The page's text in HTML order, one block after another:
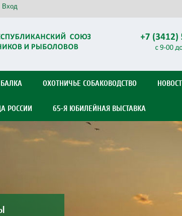
Вход
ОХОТНИЧЬЕ СОБАКОВОДСТВО
РОССИИ 65-Я ЮБИЛЕЙНАЯ ВЫСТАВКА